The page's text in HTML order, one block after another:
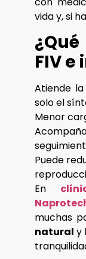
vida y, si
FIV
Atiende
solo el
Menor
Puede
En
muchas
natural y